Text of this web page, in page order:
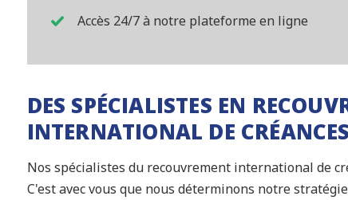
Accès 24/7 à notre plateforme en ligne
DES SPÉCIALISTES EN
INTERNATIONAL DE
Nos spécialistes du recouvrement international de
C'est avec vous que nous déterminons notre